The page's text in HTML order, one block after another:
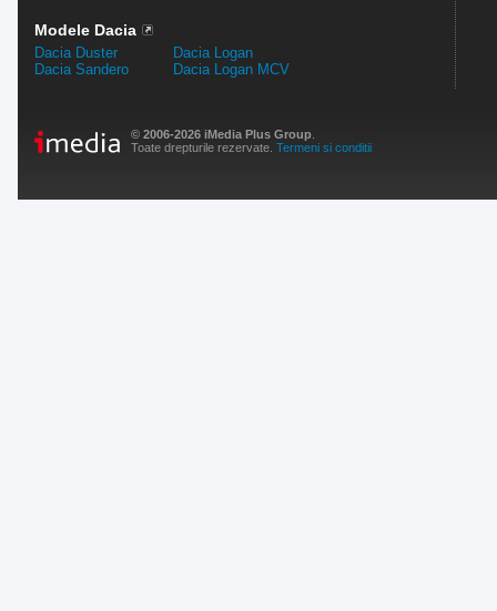
Modele Dacia
Dacia Duster
Dacia Sandero
Dacia Logan
Dacia Logan MCV
© 2006-2026 iMedia Plus Group
Toate drepturile rezervate. Termeni si conditii